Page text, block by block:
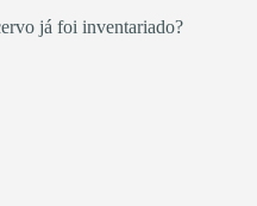
já foi inventariado?